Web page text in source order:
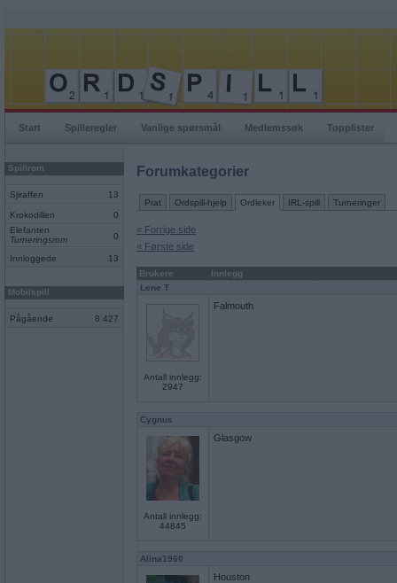
Start Spilleregler Vanlige spørsmål Medlemssøk Topplister
Spillrom
Sjiraffen 13
Krokodillen
0
Elefanten
Turneringsrom
0
Innloggede 13
Mobilspill
Pågående 8 427
Forumkategorier
Prat Ordspill-hjelp Ordleker IRL-spill Turneringer
« Forrige side
« Første side
Brukere
Innlegg
Lene T
Antall innlegg:
2947
Falmouth
Cygnus
Antall innlegg:
44845
Glasgow
Alina1960
Houston